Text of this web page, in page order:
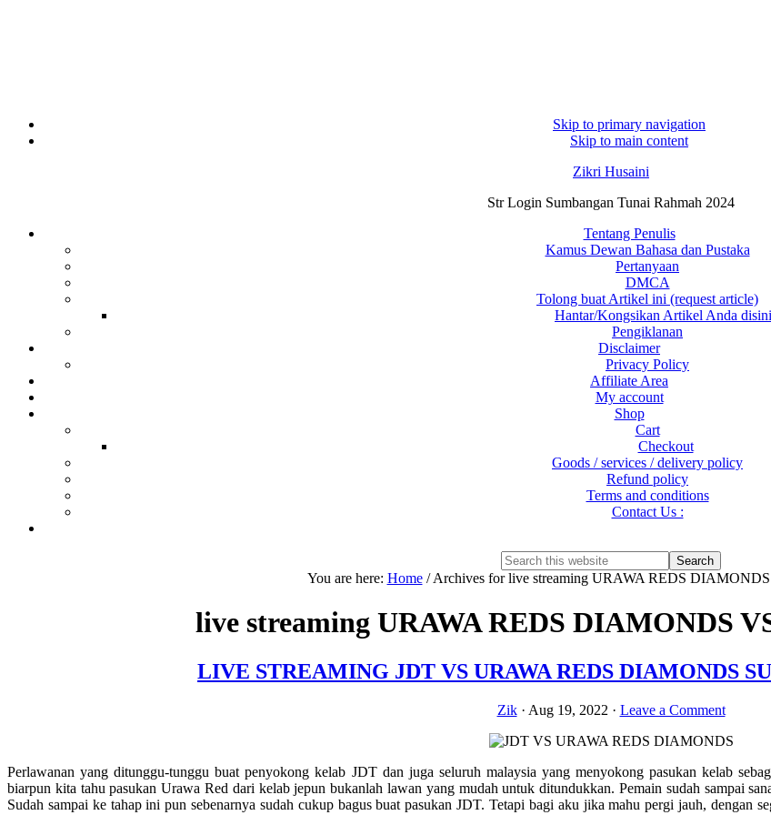
Skip to primary navigation
Skip to main content
Zikri Husaini
Str Login Sumbangan Tunai Rahmah 2024
Tentang Penulis
Kamus Dewan Bahasa dan Pustaka
Pertanyaan
DMCA
Tolong buat Artikel ini (request article)
Hantar/Kongsikan Artikel Anda
Pengiklanan
Disclaimer
Privacy Policy
Affiliate Area
My account
Shop
Cart
Checkout
Goods / services / delivery policy
Refund policy
Terms and conditions
Contact Us :
Search
this
Hide
You are here: Home /Archives for live streaming URAWA REDS
live streaming URAWA REDS DIAMONDS
LIVE STREAMING JDT VS URAWA REDS DIAMONDS
Zik· Aug 19, 2022 · Leave a Comment
Perlawanan yang ditunggu-tunggu buat penyokong kelab JDT dan juga seluruh malaysia yang menyokong pasukan kelab
biarpun kita tahu pasukan Urawa Red dari kelab jepun bukanlah lawan yang mudah untuk ditundukkan. Pemain sudah sampai
Sudah sampai ke tahap ini pun sebenarnya sudah cukup bagus buat pasukan JDT. Tetapi bagi aku jika mahu pergi jauh, dengan